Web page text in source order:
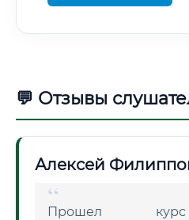
💬 Отзывы
Алексей
Прошел